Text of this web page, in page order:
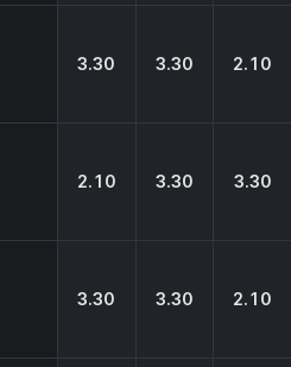
3.30 3.30 2.10
2.10 3.30 3.30
3.30 3.30 2.10